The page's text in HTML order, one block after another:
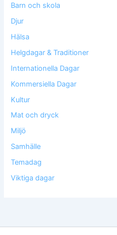
Barn och skola
Djur
Hälsa
Helgdagar & Traditioner
Internationella Dagar
Kommersiella Dagar
Kultur
Mat och dryck
Miljö
Samhälle
Temadag
Viktiga dagar